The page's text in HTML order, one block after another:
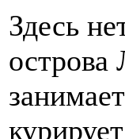
Здесь
острова